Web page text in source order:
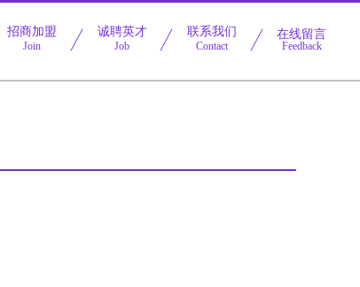
招商加盟
Join
诚聘英才
Job
联系我们
Contact
在线留言
Feedback